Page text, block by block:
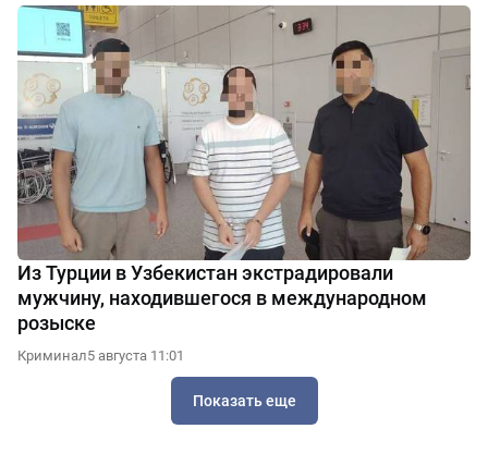
Из Турции в Узбекистан экстрадировали
мужчину, находившегося в международном
розыске
Криминал5 августа 11:01
Показать еще